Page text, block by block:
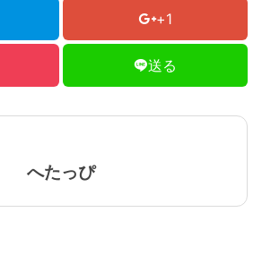
+1
送る
へたっぴ